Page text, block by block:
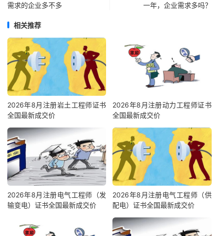
需求的企业多不多
一年，企业需求多吗？
相关推荐
2026年8月注册岩土工程师证书
全国最新成交价
2026年8月注册动力工程师证书
全国最新成交价
2026年8月注册电气工程师（发
输变电）证书全国最新成交价
2026年8月注册电气工程师（供
配电）证书全国最新成交价